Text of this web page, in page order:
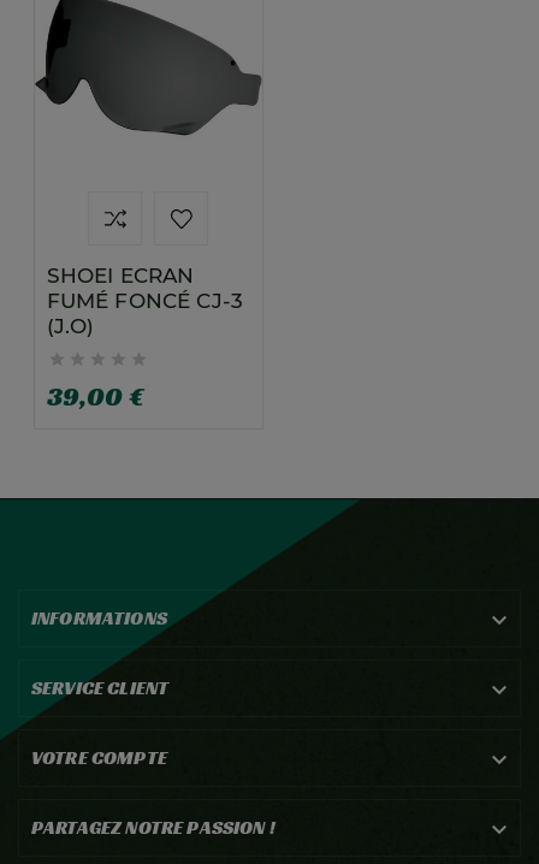
SHOEI ECRAN
FUMÉ FONCÉ CJ-3
(J.O)
    
39,00 €
INFORMATIONS 
SERVICE CLIENT 
VOTRE COMPTE 
PARTAGEZ NOTRE PASSION ! 